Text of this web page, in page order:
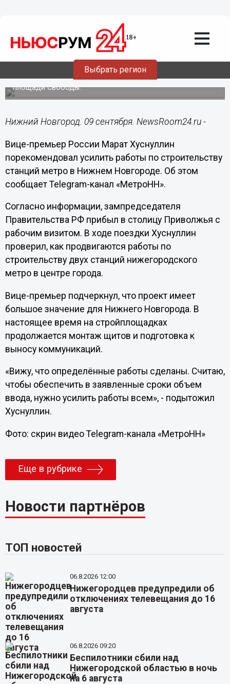
Выбрать регион
Хуснуллин порекомендовал усилить
темп работ по строительству
нижегородского метро
Вице-премьер РФ посетил стройплощадки на Сенной и
площади Свободы.
Нижний Новгород. 09 сентября. NewsRoom24.ru -
Вице-премьер России Марат Хуснуллин
порекомендовал усилить работы по строительству
станций метро в Нижнем Новгороде. Об этом
сообщает Telegram-канал «МетроНН».
Согласно информации, зампредседателя
Правительства РФ прибыл в столицу Приволжья с
рабочим визитом. В ходе поездки Хуснуллин
проверил, как продвигаются работы по
строительству двух станций нижегородского
метро в центре города.
Вице-премьер подчеркнул, что проект имеет
большое значение для Нижнего Новгорода. В
настоящее время на стройплощадках
продолжается монтаж щитов и подготовка к
выносу коммуникаций.
«Вижу, что определённые работы сделаны. Считаю,
чтобы обеспечить в заявленные сроки объем
ввода, нужно усилить работы всем», - подытожил
Хуснуллин.
Фото: скрин видео Telegram-канала «МетроНН»
Еще в рубрике
Новости партнёров
ТОП новостей
06.8.2026 12:00
Нижегородцев предупредили об
отключениях телевещания до 16
августа
06.8.2026 09:20
Беспилотники сбили над
Нижегородской областью в ночь
на 6 августа